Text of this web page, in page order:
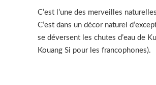
C’est l’une des merveilles
C’est dans un décor naturel
se déversent les chutes d’eau de
Kouang Si pour les francophones).